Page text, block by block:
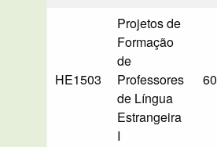
HE1503
Projetos de
Formação
de
Professores
de Língua
Estrangeira
I
60